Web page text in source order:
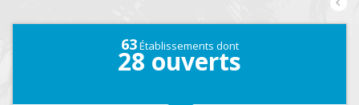
63Établissements dont
28 ouverts